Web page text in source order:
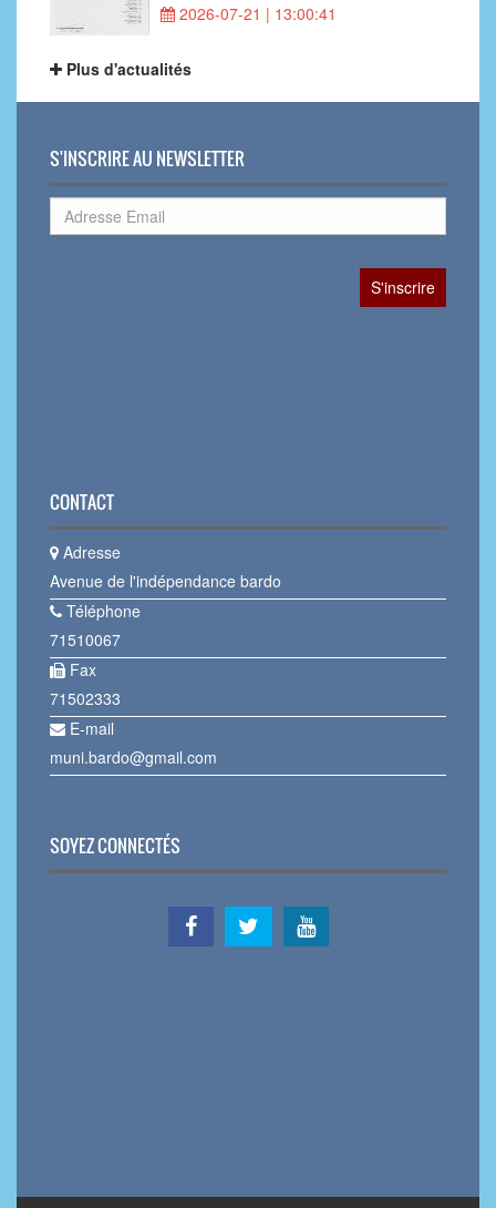
2026-07-21 | 13:00:41
Plus d'actualités
S'INSCRIRE AU NEWSLETTER
CONTACT
Adresse
Avenue de l'indépendance bardo
Téléphone
71510067
Fax
71502333
E-mail
muni.bardo@gmail.com
SOYEZ CONNECTÉS